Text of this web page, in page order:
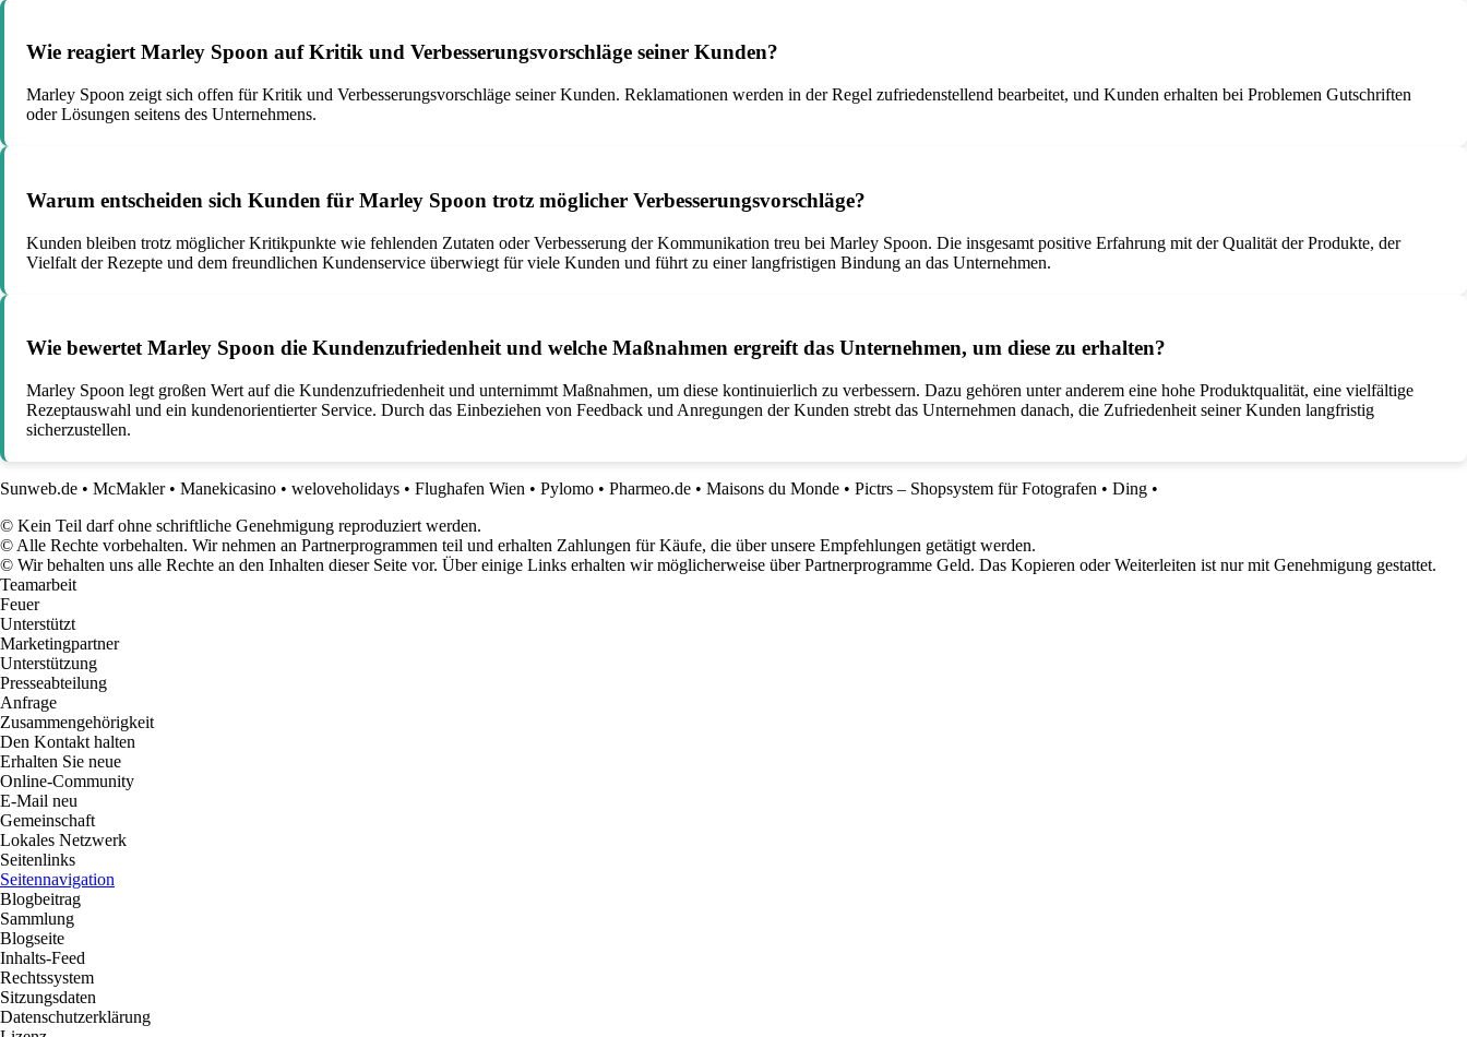
Wie reagiert Marley Spoon auf Kritik und Verbesserungsvorschläge seiner Kunden?
Marley Spoon zeigt sich offen für Kritik und Verbesserungsvorschläge seiner Kunden. Reklamationen werden in der Regel zufriedenstellend bearbeitet, und Kunden erhalten bei Problemen Gutschriften
oder Lösungen seitens des Unternehmens.
Warum entscheiden sich Kunden für Marley Spoon trotz möglicher Verbesserungsvorschläge?
Kunden bleiben trotz möglicher Kritikpunkte wie fehlenden Zutaten oder Verbesserung der Kommunikation treu bei Marley Spoon. Die insgesamt positive Erfahrung mit der Qualität der Produkte, der
Vielfalt der Rezepte und dem freundlichen Kundenservice überwiegt für viele Kunden und führt zu einer langfristigen Bindung an das Unternehmen.
Wie bewertet Marley Spoon die Kundenzufriedenheit und welche Maßnahmen ergreift das Unternehmen, um diese zu erhalten?
Marley Spoon legt großen Wert auf die Kundenzufriedenheit und unternimmt Maßnahmen, um diese kontinuierlich zu verbessern. Dazu gehören unter anderem eine hohe Produktqualität, eine vielfältige
Rezeptauswahl und ein kundenorientierter Service. Durch das Einbeziehen von Feedback und Anregungen der Kunden strebt das Unternehmen danach, die Zufriedenheit seiner Kunden langfristig
sicherzustellen.
Sunweb.de • McMakler• Manekicasino • weloveholidays • Flughafen Wien • Pylomo • Pharmeo.de • Maisons du Monde • Pictrs – Shopsystem für Fotografen • Ding •
© Kein Teil darf ohne schriftliche Genehmigung reproduziert werden.
© Alle Rechte vorbehalten. Wir nehmen an Partnerprogrammen teil und erhalten Zahlungen für Käufe, die über unsere Empfehlungen getätigt werden.
© Wir behalten uns alle Rechte an den Inhalten dieser Seite vor. Über einige Links erhalten wir möglicherweise über Partnerprogramme Geld. Das Kopieren oder Weiterleiten ist nur mit Genehmigung gestattet.
Teamarbeit
Feuer
Unterstützt
Marketingpartner
Unterstützung
Presseabteilung
Anfrage
Zusammengehörigkeit
Den Kontakt halten
Erhalten Sie neue
Online-Community
E-Mail neu
Gemeinschaft
Lokales Netzwerk
Seitenlinks
Seitennavigation
Blogbeitrag
Sammlung
Blogseite
Inhalts-Feed
Rechtssystem
Sitzungsdaten
Datenschutzerklärung